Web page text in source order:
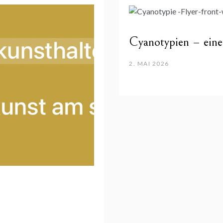
Cyanotypien –
2. MAI 2026